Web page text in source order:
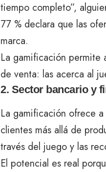
tiempo completo”,
77 % declara que las
marca.
La gamificación permite
de venta: las acerca al
2. Sector bancario y
La gamificación ofrece
clientes más allá de
través del juego y las
El potencial es real